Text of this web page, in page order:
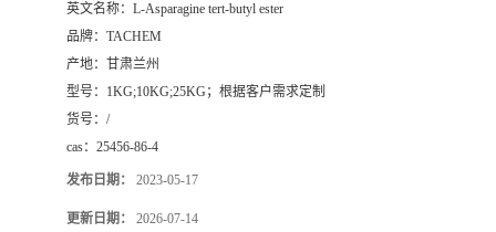
英文名称： L-Asparagine tert-butyl ester
品牌： TACHEM
产地： 甘肃兰州
型号： 1KG;10KG;25KG；根据客户需求定制
货号： /
cas： 25456-86-4
发布日期： 2023-05-17
更新日期： 2026-07-14